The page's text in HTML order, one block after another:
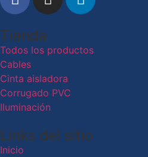
Tienda
Todos los productos
Cables
Cinta aisladora
Corrugado PVC
Iluminación
Links del sitio
Inicio